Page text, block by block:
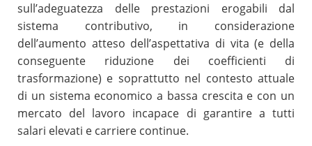
sull’adeguatezza delle prestazioni erogabili dal
sistema contributivo, in considerazione
dell’aumento atteso dell’aspettativa di vita (e della
conseguente riduzione dei coefficienti di
trasformazione) e soprattutto nel contesto attuale
di un sistema economico a bassa crescita e con un
mercato del lavoro incapace di garantire a tutti
salari elevati e carriere continue.